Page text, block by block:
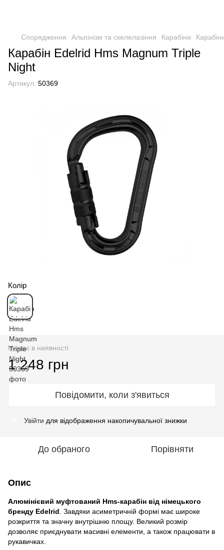
Спорядження Альпінізм та скелелазіння Карабіни
Карабін Edelrid Hms Magnum Triple
Night
Артикул: 50369
Колір
Немає в наявності
1 248 грн
Повідомити, коли з'явиться
Увійти для відображення накопичувальної знижки
До обраного Порівняти
Опис
Алюмінієвий муфтований Hms-карабін від німецького
бренду Edelrid . Завдяки асиметричній формі має широке
розкриття та значну внутрішню площу. Великий розмір
дозволяє приєднувати масивні елементи, а також працювати в
рукавичках.